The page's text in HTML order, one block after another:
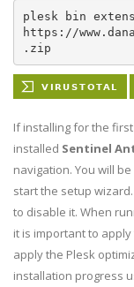
plesk bin
https://
.zip
If installing for the
installed Sentinel
navigation. You will
start the setup
to disable it. When
it is important to
apply the Plesk
installation progress